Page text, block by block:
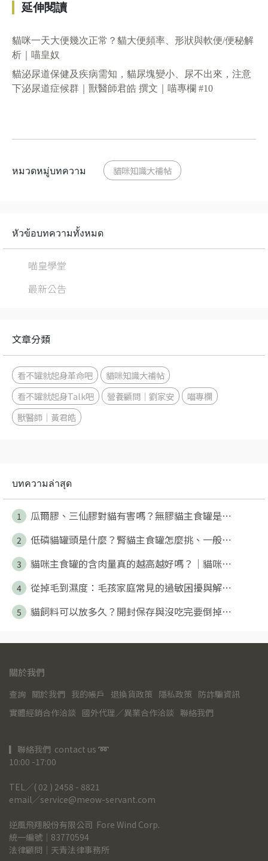
延伸閱讀
貓咪一天大便幾次正常？貓大便頻率、形狀與軟便/便秘解
析｜喵皇奴
貓泌尿道保健及疾病需知，貓尿塊變小、尿不出來，注意
下泌尿道症候群｜獸醫師君皓 撰文｜喵專欄 #10
หมวดหมู่บทความ 貓咪知識大補帖
หัวข้อบทความทั้งหมด
喵皇學堂
最新公告
文章分類
看不罐就起身革命吧
貓咪知識大補帖
看不罐就起身Talk吧
營養顧問｜劉家安
喵專欄
獸醫師｜黃君皓
บทความล่าสุด
1 瓜爾膠、三仙膠對貓有害嗎？無膠貓主食罐是⋯
2 低磷貓罐頭是什麼？腎貓主食罐怎麼挑、一般⋯
3 貓咪主食罐的含肉量真的越高越好嗎？｜貓咪⋯
4 從掉毛到濕度：毛孩家庭常見的過敏困擾與解⋯
5 貓飼料可以放多久？開封保存與沒吃完要倒掉⋯
關於我們
查詢 關於我們 我的帳戶 退換貨政策 隱私政策 防詐騙資訊
實體經銷合作洽談 國外代理／異業合作洽談 聯絡我們
▎聯絡我們  contact us ➿
10:00 -17:00
TEL╱( 02 ) 2458 - 8821
email╱service@meow-servant.com
逆風飛翔股份有限公司  Fore Wind Corp.
統一編號｜83770594
法律顧問｜天青法律事務所